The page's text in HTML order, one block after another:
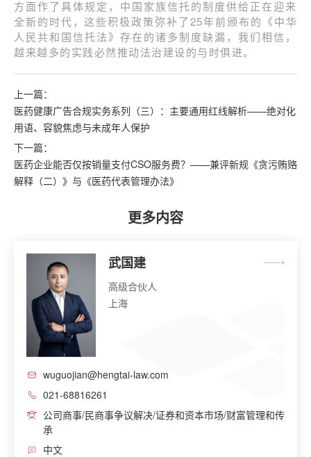
方面作了具体规定，中国家族信托的制度供给正在迎来
全新的时代，这些积极政策弥补了25年前颁布的《中华
人民共和国信托法》存在的诸多制度缺漏，我们相信，
越来越多的实践必然推动法治建设的与时俱进。
上一篇：
医药健康广告合规实务系列（三）：主要通用红线解析——绝对化
用语、容貌焦虑与未成年人保护
下一篇：
医药企业能否仅按销量支付CSO服务费？——兼评新规《贪污贿赂
解释（二）》与《医药代表管理办法》
更多内容
武国建
高级合伙人
上海
wuguojian@hengtai-law.com
021-68816261
公司商事/民商事争议解决/证券和资本市场/财富管理和传
承
中文